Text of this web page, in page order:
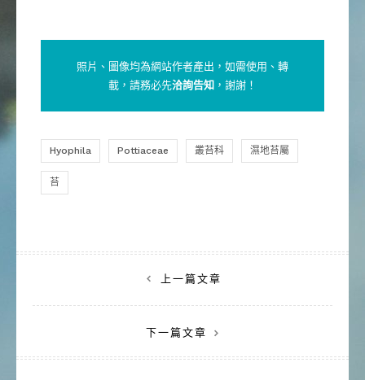
照片、圖像均為網站作者產出，如需使用、轉
載，請務必先洽詢告知 ，謝謝！
Hyophila Pottiaceae 叢苔科 濕地苔屬
苔
文
上一篇文章
下一篇文章